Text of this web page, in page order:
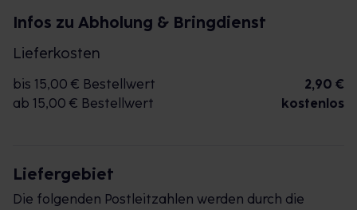
Infos zu Abholung & Bringdienst
Lieferkosten
bis 15,00 € Bestellwert
2,90 €
ab 15,00 € Bestellwert
kostenlos
Liefergebiet
Die folgenden Postleitzahlen werden durch die